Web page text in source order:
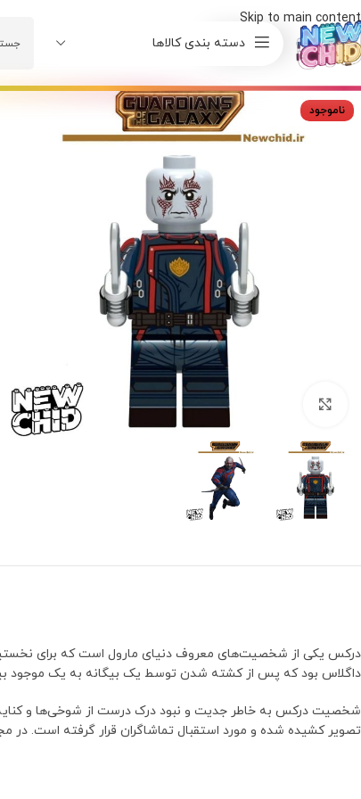
Skip to main content
دسته بندی کالاها
ناموجود
بزرگنمایی تصویر
داگلاس بود که پس از کشته شدن توسط یک بیگانه به یک موجود
شخصیت درکس به خاطر جدیت و نبود درک درست از شوخی‌ها و
تصویر کشیده شده و مورد استقبال تماشاگران قرار گرفته است.